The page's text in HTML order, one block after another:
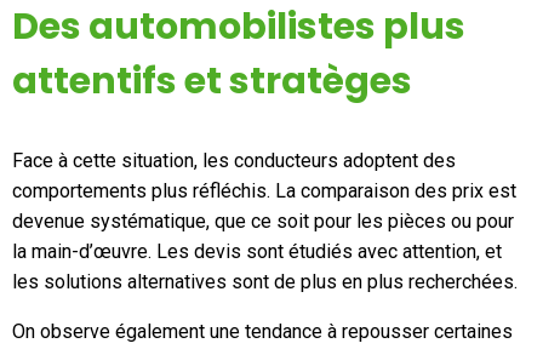
Des automobilistes plus
attentifs et stratèges
Face à cette situation, les conducteurs adoptent des
comportements plus réfléchis. La comparaison des prix est
devenue systématique, que ce soit pour les pièces ou pour
la main-d’œuvre. Les devis sont étudiés avec attention, et
les solutions alternatives sont de plus en plus recherchées.
On observe également une tendance à repousser certaines